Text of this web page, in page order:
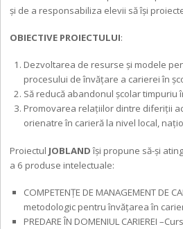
și de a responsabiliza elevii să își
OBIECTIVE PROIECTULUI:
Dezvoltarea de resurse și modele
procesului de învățare a carierei în
Să reducă abandonul școlar timpuriu
Promovarea relațiilor dintre diferiții
orienatre în carieră la nivel local,
Proiectul JOBLANDîși propune să-și
a 6 produse intelectuale:
COMPETENȚE DE MANAGEMENT DE
metodologic pentru învățarea în
PREDARE ÎN DOMENIUL CARIEREI